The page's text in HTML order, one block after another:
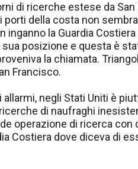
di ricerche estese da
porti della costa non
inganno la Guardia
posizione e questa è
la chiamata.
Francisco.
allarmi, negli Stati Uniti è
di naufraghi
operazione di ricerca con
Costiera dove diceva di